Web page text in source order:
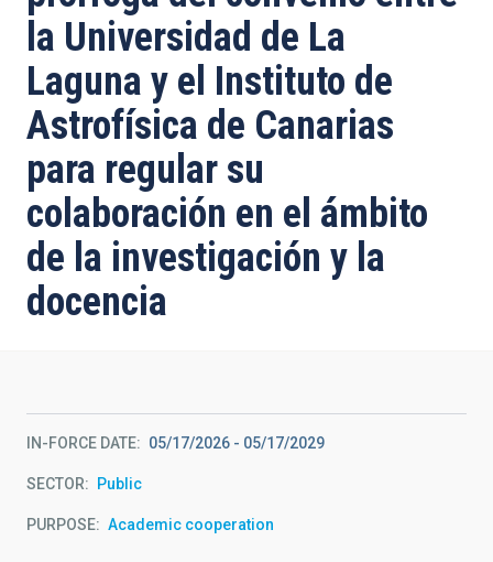
la Universidad de La
Laguna y el Instituto de
Astrofísica de Canarias
para regular su
colaboración en el ámbito
de la investigación y la
docencia
IN-FORCE DATE 05/17/2026 - 05/17/2029
SECTOR Public
PURPOSE Academic cooperation